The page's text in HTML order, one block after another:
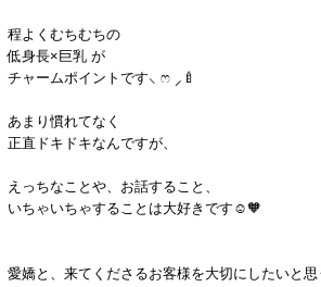
程よくむちむちの
低身長×巨乳 が
チャームポイントです⸜ ෆ ⸝‍🍼
あまり慣れてなく
正直ドキドキなんですが、
えっちなことや、お話すること、
いちゃいちゃすることは大好きです☺️🧡
愛嬌と、来てくださるお客様を大切にしたいと思